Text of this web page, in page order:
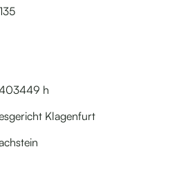
h
Klagenfurt